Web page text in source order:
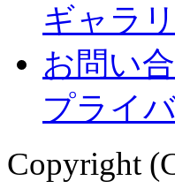
ギャラ
お問い
プライ
Copyright